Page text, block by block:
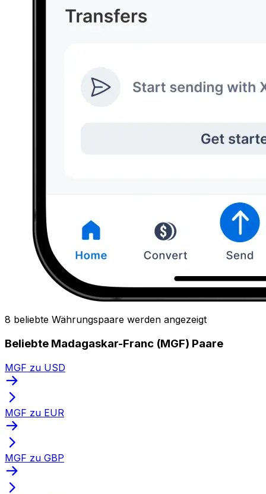
8 beliebte Währungspaare werden angezeigt
Beliebte Madagaskar-Franc (MGF) Paare
MGF zu USD
MGF zu EUR
MGF zu GBP